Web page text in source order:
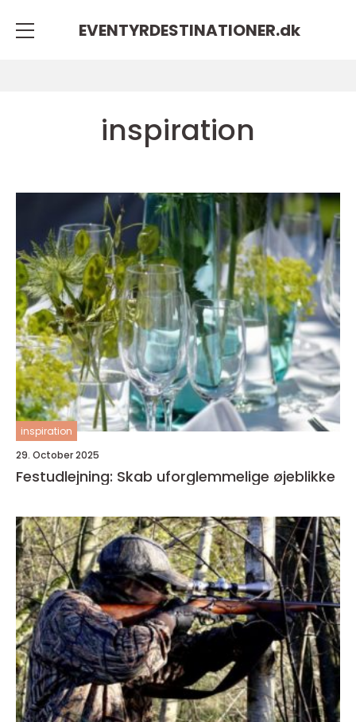
EVENTYRDESTINATIONER.dk
inspiration
inspiration
29. October 2025
Festudlejning: Skab uforglemmelige øjeblikke